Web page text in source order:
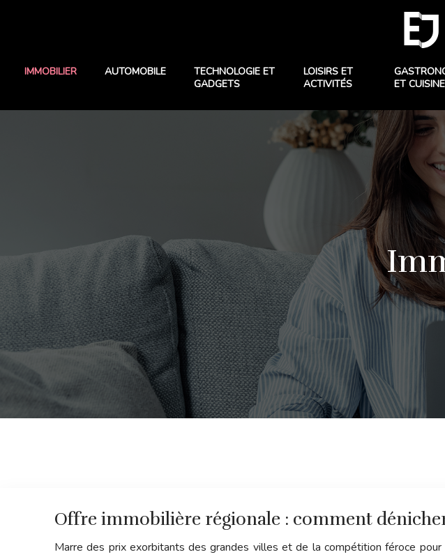
IMMOBILIER AUTOMOBILE
TECHNOLOGIE ET
GADGETS
LOISIRS ET
ACTIVITÉS
ET CUISINE
Offre immobilière régionale : comment
Marre des prix exorbitants des grandes villes et de la compétition féroce